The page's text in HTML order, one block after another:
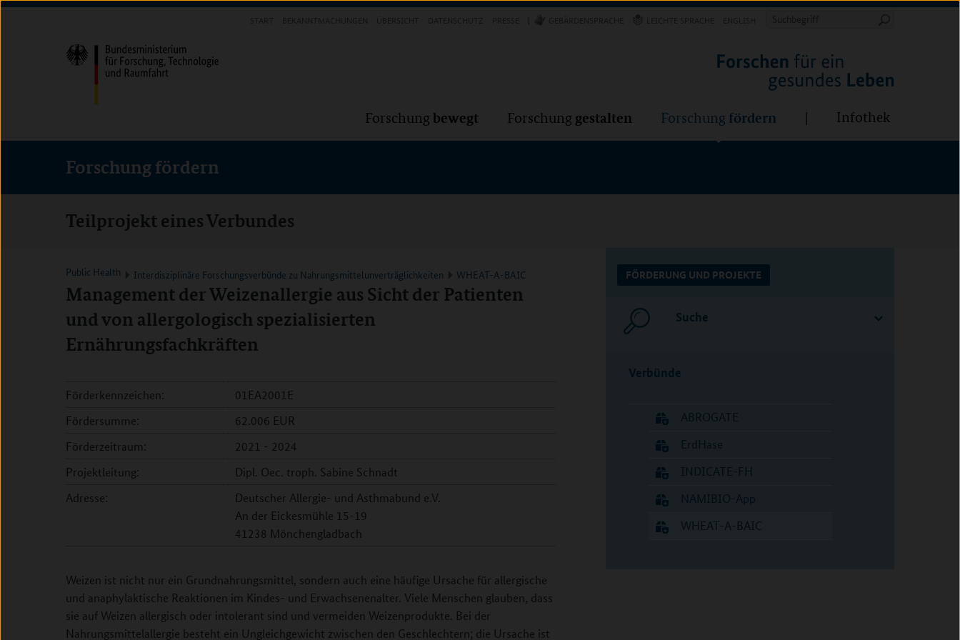
Direkt
(Eingabetaste)
Direkt
(Eingabetaste)
Direkt
(Eingabetaste)
Suchbegriff
Forschung bewegt Forschung gestalten Forschung fördern Infothek
Forschung fördern
Teilprojekt eines Verbundes
Public Health Interdisziplinäre Forschungsverbünde zu Nahrungsmittelunverträglichkeiten WHEAT-A-BAIC
Management der Weizenallergie aus Sicht der Patienten
und von allergologisch spezialisierten
Ernährungsfachkräften
Förderkennzeichen:
01EA2001E
Fördersumme:
62.006 EUR
Förderzeitraum:
2021 - 2024
Projektleitung:
Dipl. Oec. troph. Sabine Schnadt
Adresse:
Deutscher Allergie- und Asthmabund e.V.
An der Eickesmühle 15-19
41238 Mönchengladbach
Weizen ist nicht nur ein Grundnahrungsmittel, sondern auch eine häufige Ursache für allergische
und anaphylaktische Reaktionen im Kindes- und Erwachsenenalter. Viele Menschen glauben, dass
sie auf Weizen allergisch oder intolerant sind und vermeiden Weizenprodukte. Bei der
Nahrungsmittelallergie besteht ein Ungleichgewicht zwischen den Geschlechtern; die Ursache ist
FÖRDERUNG UND PROJEKTE
Suche
Verbünde
ABROGATE
ErdHase
INDICATE-FH
NAMIBIO-App
WHEAT-A-BAIC
Forschung Forschung Forschung fördern Infothek